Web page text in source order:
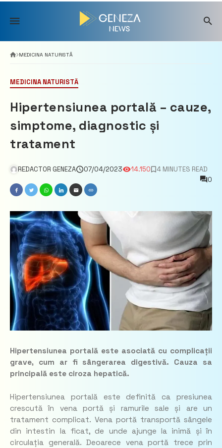
Skip
content
MEDICINA NATURISTĂ
MEDICINA NATURISTĂ
Hipertensiunea portală – cauze,
simptome, diagnostic și
tratament
REDACTOR GENEZA 07/04/2023 14.150
4 MINUTES READ
0
Hipertensiunea portală este asociată cu complicații
grave, cum ar fi sângerarea digestivă. Cauza sa
principală este ciroza hepatică.
Hipertensiunea portală este definită ca presiunea
crescută în vena portă și ramurile sale și are un
tratament complicat. Vena portă transportă sângele
din intestin la ficat, de unde ajunge la inimă și în
circulația generală. Deoarece vena portă trece prin